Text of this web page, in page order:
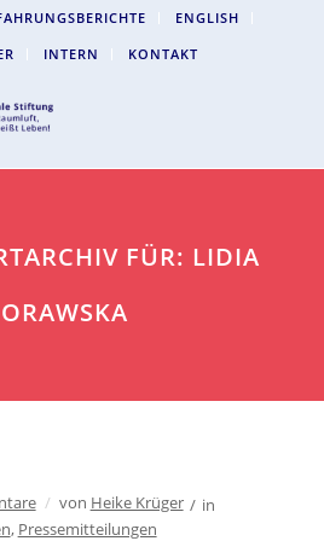
ENGLISH
INTERN KONTAKT
FÜR: LIDIA
/ von Heike Krüger / in
, Pressemitteilungen